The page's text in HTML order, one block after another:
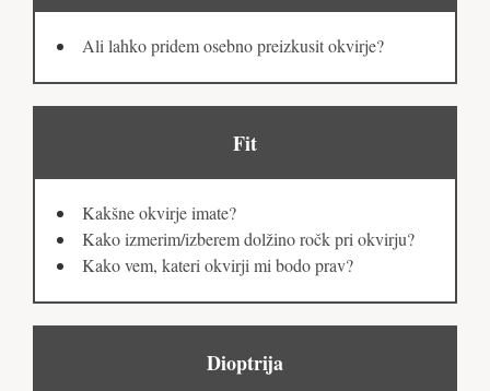
Ali lahko pridem osebno preizkusit okvirje?
Fit
Kakšne okvirje imate?
Kako izmerim/izberem dolžino ročk pri okvirju?
Kako vem, kateri okvirji mi bodo prav?
Dioptrija